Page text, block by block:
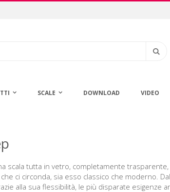
SCALE DOWNLOAD VIDEO
scala tutta in vetro, completamente
che ci circonda, sia esso classico che moderno.
alla sua flessibilità, le più disparate esigenze